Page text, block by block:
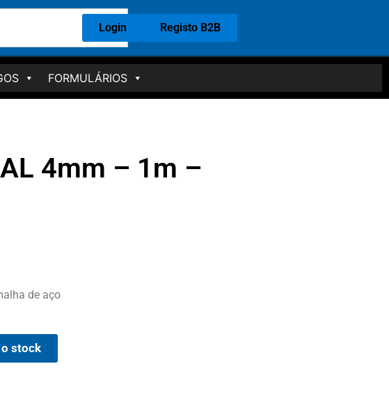
Login Registo B2B
FORMULÁRIOS
4mm – 1m –
de aço
stock